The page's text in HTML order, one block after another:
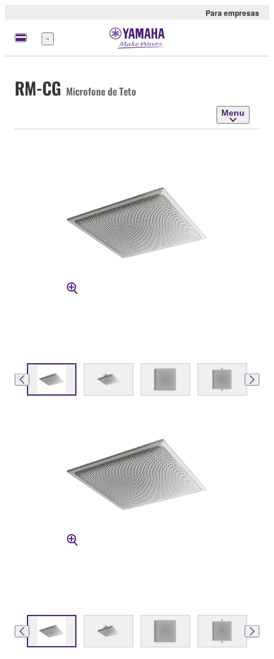
Para empresas
Menu
RM-CG Microfone de Teto
Menu